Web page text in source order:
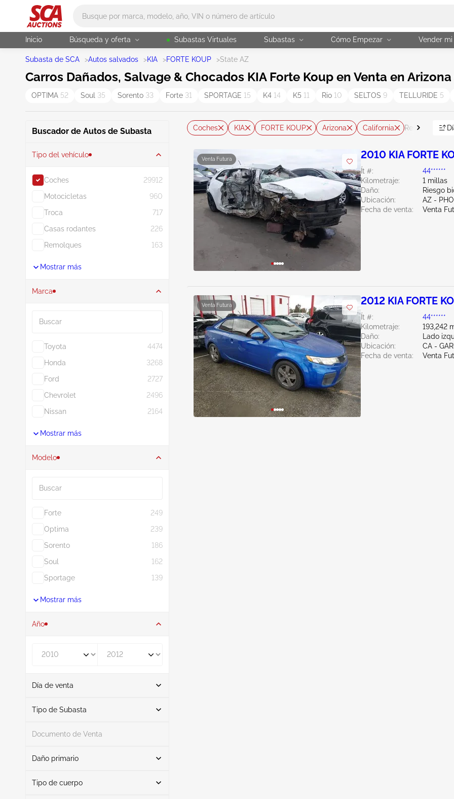
Inicio Búsqueda y oferta Subastas Virtuales Subastas Cómo Empezar Vender
Subasta de SCA >Autos salvados >KIA >FORTE KOUP >State AZ
Carros Dañados, Salvage & Chocados KIA Forte Koup en Venta en Arizona
OPTIMA 52 Soul 35 Sorento 33 Forte 31 SPORTAGE 15 K4 14 K5 11 Rio 10 SELTOS 9 TELLURIDE 5
Buscador de Autos de Subasta
Tipo del vehículo
Coches
29912
Motocicletas
960
Troca
717
Casas rodantes
226
Remolques
163
Mostrar más
Marca
Toyota
4474
Honda
3268
Ford
2727
Chevrolet
2496
Nissan
2164
Mostrar más
Modelo
Forte
249
Optima
239
Sorento
186
Soul
162
Sportage
139
Mostrar más
Año
Día de venta
De
Tipo de Subasta
Subasta
Documento de Venta
Daño primario
Tipo de cuerpo
Coches KIA FORTE KOUP Arizona California Restablecer
Venta Futura 2010 KIA FORTE
Ít #:
44******
Kilometraje:
1 millas
Daño:
Riesgo
Ubicación:
AZ -
Fecha de venta:
Venta
Venta Futura 2012 KIA FORTE
Ít #:
44******
Kilometraje:
193,242
Daño:
Lado
Ubicación:
CA -
Fecha de venta:
Venta